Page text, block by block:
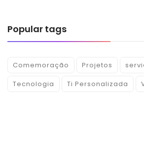
Popular tags
Comemoração Projetos
Tecnologia
Ti Personalizada